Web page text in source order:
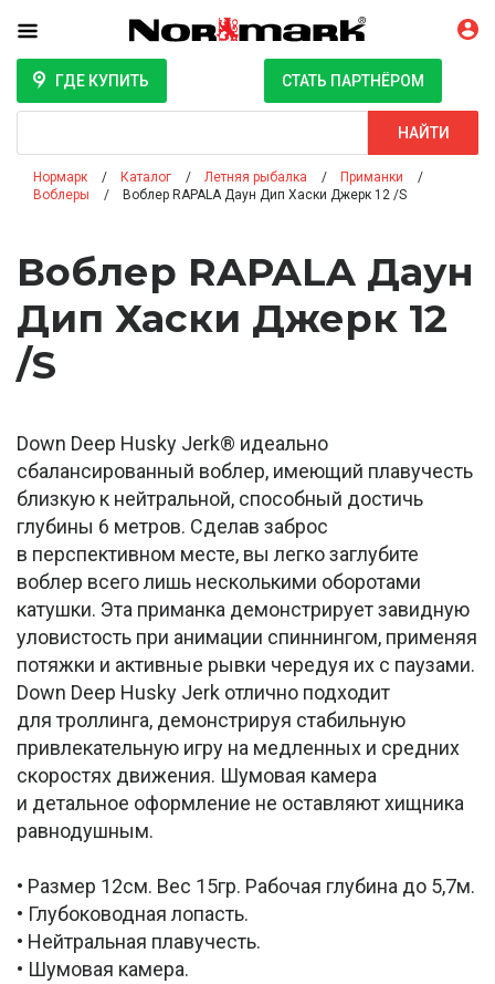
ГДЕ КУПИТЬ СТАТЬ ПАРТНЁРОМ
НАЙТИ
Нормарк Каталог Летняя рыбалка
Приманки
Воблеры
Воблер RAPALA Даун Дип Хаски Джерк 12 /S
Воблер RAPALA Даун
Дип Хаски Джерк 12
/S
Down Deep Husky Jerk® идеально
сбалансированный воблер, имеющий плавучесть
близкую к нейтральной, способный достичь
глубины 6 метров. Сделав заброс
в перспективном месте, вы легко заглубите
воблер всего лишь несколькими оборотами
катушки. Эта приманка демонстрирует завидную
уловистость при анимации спиннингом, применяя
потяжки и активные рывки чередуя их с паузами.
Down Deep Husky Jerk отлично подходит
для троллинга, демонстрируя стабильную
привлекательную игру на медленных и средних
скоростях движения. Шумовая камера
и детальное оформление не оставляют хищника
равнодушным.
• Размер 12см. Вес 15гр. Рабочая глубина до 5,7м.
• Глубоководная лопасть.
• Нейтральная плавучесть.
• Шумовая камера.